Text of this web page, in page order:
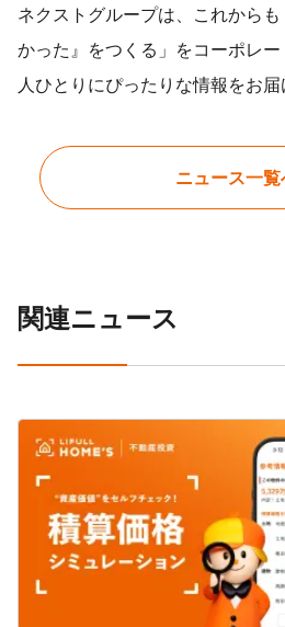
ネクストグループは、これから
かった』をつくる」をコーポレ
人ひとりにぴったりな情報をお届
ニュース一覧
関連ニュース